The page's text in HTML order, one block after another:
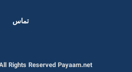
تماس
Copyright © 2023, All Rights Reserved Payaam.net